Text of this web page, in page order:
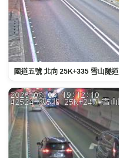
國道五號 北向 25K+335 雪山隧道